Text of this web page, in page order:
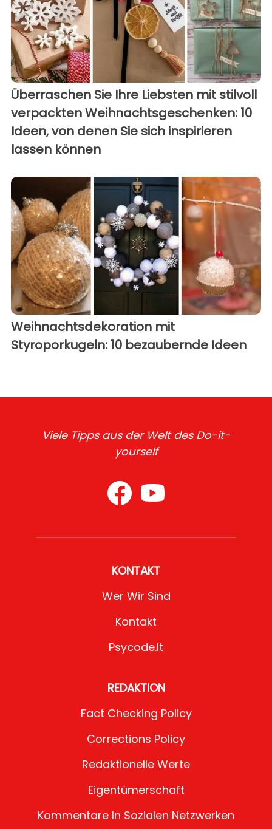
Überraschen Sie Ihre Liebsten mit stilvoll
verpackten Weihnachtsgeschenken: 10
Ideen, von denen Sie sich inspirieren
lassen können
Weihnachtsdekoration mit
Styroporkugeln: 10 bezaubernde Ideen
Viele Tipps aus der Welt des Do-it-
yourself
KONTAKT
Wer Wir Sind
Kontakt
Psycode.it
REDAKTION
Fact Checking Policy
Corrections Policy
Redaktionelle Werte
Eigentümerschaft
Kommentare In Sozialen Netzwerken